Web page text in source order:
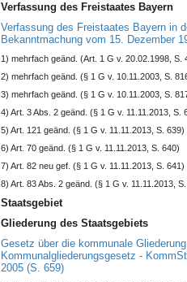
Verfassung des Freistaates Bayern
Verfassung des Freistaates Bayern in
Bekanntmachung vom 15. Dezember
1) mehrfach geänd. (Art. 1 G v. 20.02.1998, S.
2) mehrfach geänd. (§ 1 G v. 10.11.2003, S.
3) mehrfach geänd. (§ 1 G v. 10.11.2003, S.
4) Art. 3 Abs. 2 geänd. (§ 1 G v. 11.11.2013, S.
5) Art. 121 geänd. (§ 1 G v. 11.11.2013, S. 639)
6) Art. 70 geänd. (§ 1 G v. 11.11.2013, S. 640)
7) Art. 82 neu gef. (§ 1 G v. 11.11.2013, S. 641)
8) Art. 83 Abs. 2 geänd. (§ 1 G v. 11.11.2013,
Staatsgebiet
Gliederung des Staatsgebiets
Gesetz über die kommunale
Kommunalgliederungsgesetz -
2005 (S. 659)